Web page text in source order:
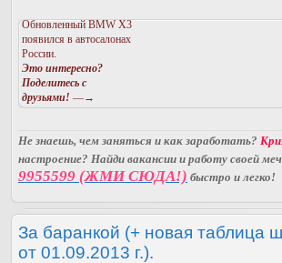
Обновленный BMW X3
появился в автосалонах
России.
Это интересно?
Поделитесь с
друзьями! —→
Не знаешь, чем заняться и как заработать?
настроение? Найди вакансии и работу своей
9955599 (ЖМИ СЮДА!) быстро и легко!
За баранкой (+ новая таблица
от 01.09.2013 г.).